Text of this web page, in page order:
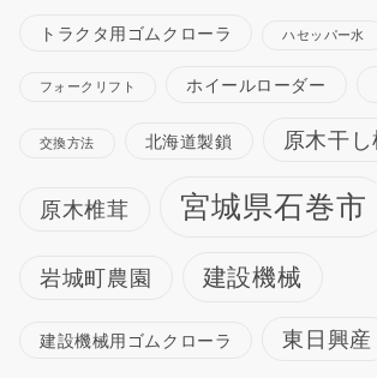
トラクタ用ゴムクローラ ハセッパー水
フォークリフト ホイールローダー
交換方法 北海道製鎖 原木干
原木椎茸 宮城県石巻市
岩城町農園 建設機械
建設機械用ゴムクローラ 東日興産